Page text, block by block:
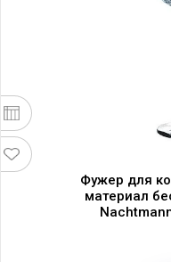
Фужер для
материал